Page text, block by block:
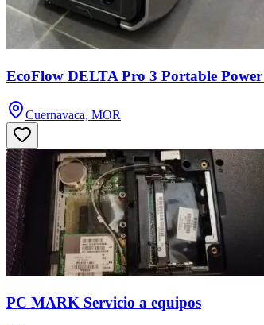
EcoFlow DELTA Pro 3 Portable
Cuernavaca, MOR
PC MARK Servicio a equipos